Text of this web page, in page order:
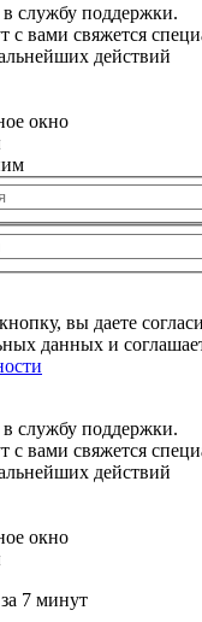
службу поддержки.
с вами свяжется
действий
вы даете
данных и
службу поддержки.
с вами свяжется
действий
7 минут